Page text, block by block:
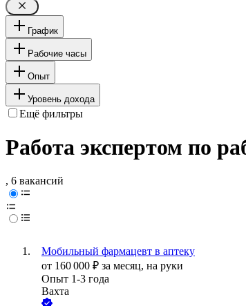
График
Рабочие часы
Опыт
Уровень дохода
Ещё фильтры
Работа экспертом по
, 6 вакансий
Мобильный фармацевт в аптеку
от 160 000 ₽ за месяц, на руки
Опыт 1-3 года
Вахта